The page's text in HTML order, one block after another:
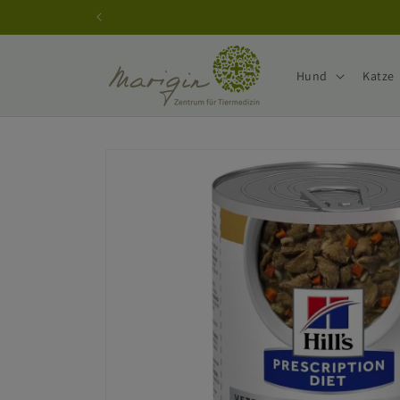
Inhalt
Hund Katze
Produktinformationen